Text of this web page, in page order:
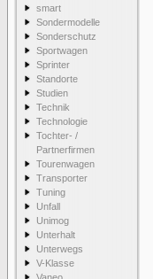
smart
Sondermodelle
Sonderschutz
Sportwagen
Sprinter
Standorte
Studien
Technik
Technologie
Tochter- /
Partnerfirmen
Tourenwagen
Transporter
Tuning
Unfall
Unimog
Unterhalt
Unterwegs
V-Klasse